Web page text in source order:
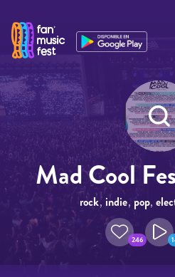
Mad Cool
rock, indie, pop,
246